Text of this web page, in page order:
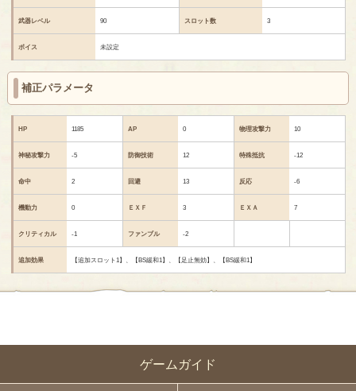
ゲームガイド
武器レベル 90 スロット数 3
ボイス 未設定
補正パラメータ
HP 1185 AP 0 物理攻撃力 10
神秘攻撃力 -5 防御技術 12 特殊抵抗 -12
命中 2 回避 13 反応 -6
機動力 0 ＥＸＦ 3 ＥＸＡ 7
クリティカル -1 ファンブル -2
追加効果 【追加スロット1】、【BS緩和1】、【足止無効】、【BS緩和1】